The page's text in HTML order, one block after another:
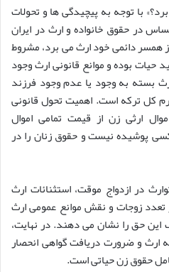
با توجه به پیچیدگی ها و تحولات
در حقوق خانواده و ارث در ایران
همسر دائمی خود ارث می برد، مشروط
حیات بوده و موانع قانونی ارث وجود
بسته به وجود یا عدم وجود فرزند
کل ترکه است. اهمیت تحول قانونی
اموال ارثی زن از قیمت تمامی اموال
پوشیده نیست و حقوق زنان را در
در ازدواج موقت، استثنائات ارث
زوجات و نقش موانع عمومی ارث
این حق را نشان می دهند. در نهایت،
ارث و ضرورت دریافت گواهی انحصار
حقوق زن حیاتی است.